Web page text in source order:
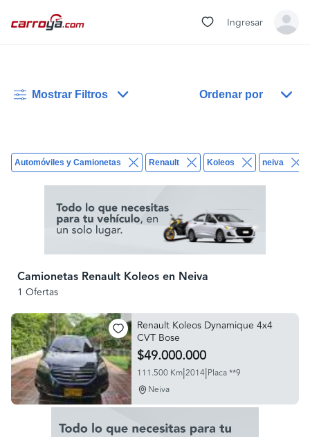
Ingresar
Mostrar Filtros Ordenar por
Automóviles y Camionetas Renault Koleos neiva
Camionetas Renault Koleos en Neiva
1 Ofertas
Renault Koleos Dynamique 4x4
CVT Bose
$49.000.000
111.500 Km|2014|Placa **9
Neiva